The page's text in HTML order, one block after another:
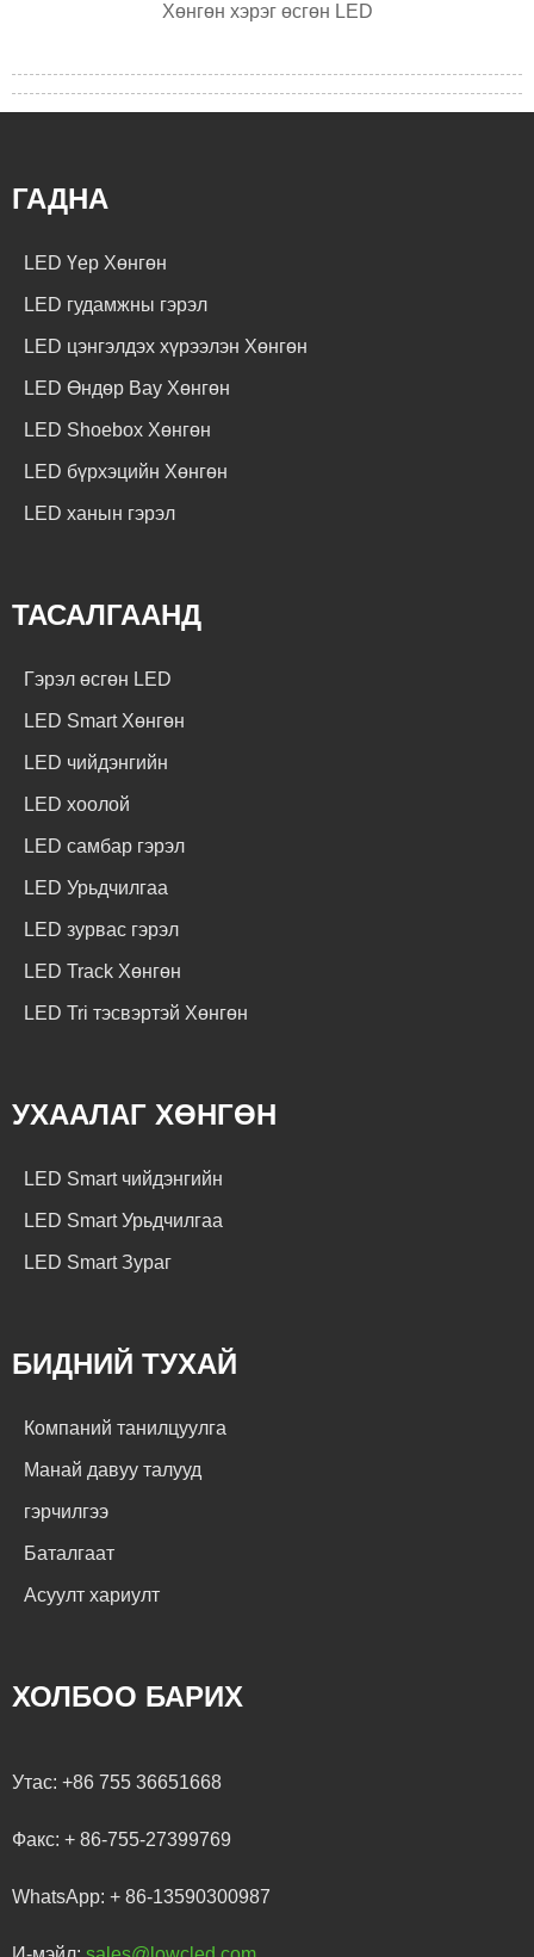
Хөнгөн хэрэг өсгөн LED
ГАДНА
LED Үер Хөнгөн
LED гудамжны гэрэл
LED цэнгэлдэх хүрээлэн Хөнгөн
LED Өндөр Bay Хөнгөн
LED Shoebox Хөнгөн
LED бүрхэцийн Хөнгөн
LED ханын гэрэл
ТАСАЛГААНД
Гэрэл өсгөн LED
LED Smart Хөнгөн
LED чийдэнгийн
LED хоолой
LED самбар гэрэл
LED Урьдчилгаа
LED зурвас гэрэл
LED Track Хөнгөн
LED Tri тэсвэртэй Хөнгөн
УХААЛАГ ХӨНГӨН
LED Smart чийдэнгийн
LED Smart Урьдчилгаа
LED Smart Зураг
БИДНИЙ ТУХАЙ
Компаний танилцуулга
Манай давуу талууд
гэрчилгээ
Баталгаат
Асуулт хариулт
ХОЛБОО БАРИХ
Утас: +86 755 36651668
Факс: + 86-755-27399769
WhatsApp: + 86-13590300987